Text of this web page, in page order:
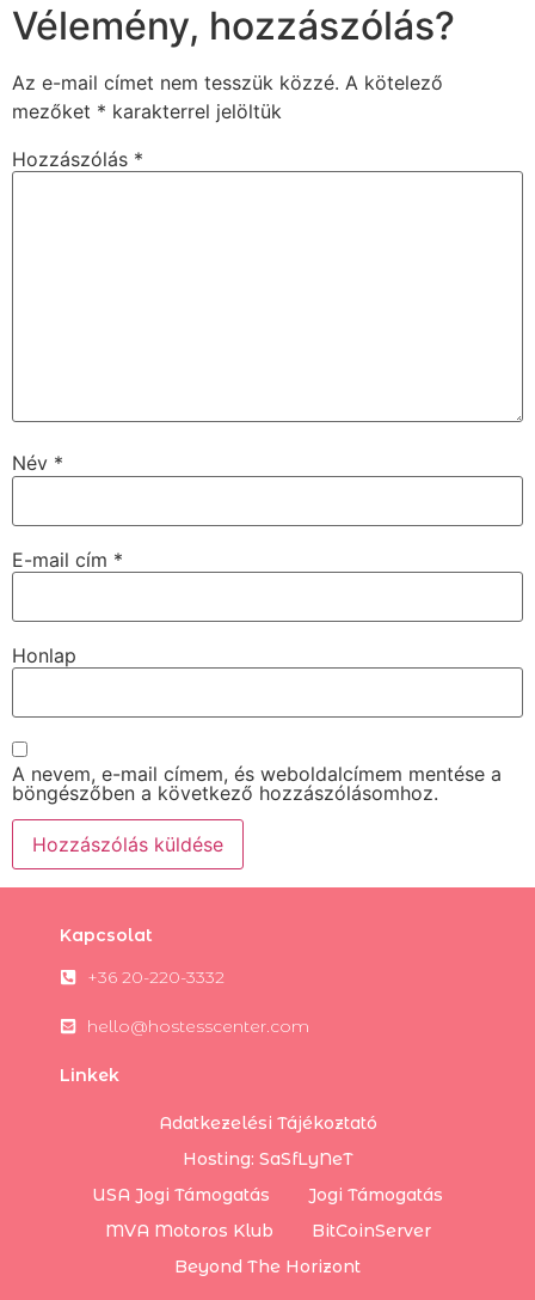
Vélemény, hozzászólás?
Az e-mail címet nem tesszük közzé. A kötelező
mezőket * karakterrel jelöltük
Hozzászólás *
Név *
E-mail cím *
Honlap
A nevem, e-mail címem, és weboldalcímem mentése a
böngészőben a következő hozzászólásomhoz.
Kapcsolat
+36 20-220-3332
hello@hostesscenter.com
Linkek
Adatkezelési Tájékoztató
Hosting: SaSfLyNeT
USA Jogi Támogatás
Jogi Támogatás
MVA Motoros Klub
BitCoinServer
Beyond The Horizont